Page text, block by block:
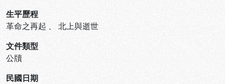
生平歷程
革命之再起 、 北上與逝世
文件類型
公牘
民國日期